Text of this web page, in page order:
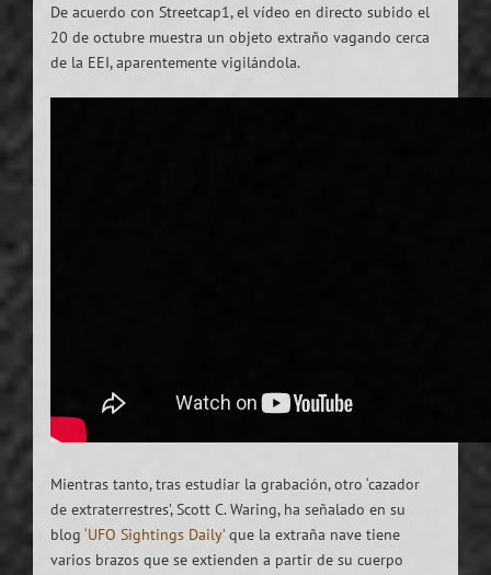
De acuerdo con Streetcap1, el vídeo en directo subido el
20 de octubre muestra un objeto extraño vagando cerca
de la EEI, aparentemente vigilándola.
Mientras tanto, tras estudiar la grabación, otro ‘cazador
de extraterrestres’, Scott C. Waring, ha señalado en su
blog ‘UFO Sightings Daily’que la extraña nave tiene
varios brazos que se extienden a partir de su cuerpo